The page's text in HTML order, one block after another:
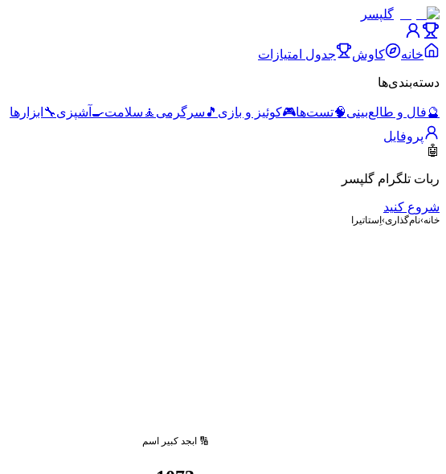
گلپسر
خانه کاوش جدول امتیازات
دسته‌بندی‌ها
🔮فال و طالع‌بینی🧠تست‌ها🎮کوئیز و بازی 🎵 سرگرمی 🧘 سلامت🍳 آشپزی🔧 ابزارها
پروفایل
🤖
ربات تلگرام گلپسر
شروع کنید
خانه›نام‌گذاری› اِستاتیرا
🔢 ابجد کبیر اسم